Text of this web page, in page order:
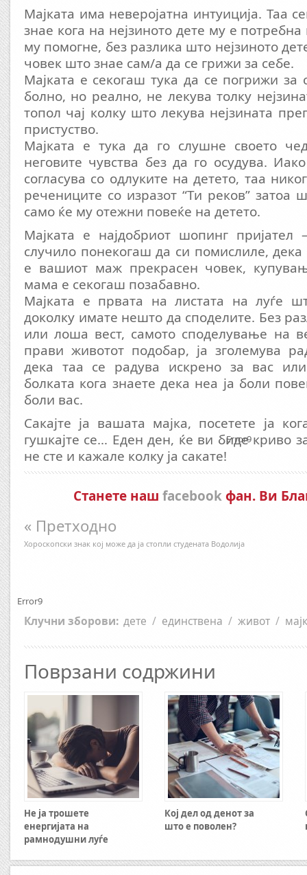
Мајката има неверојатна интуиција. Таа
знае кога на нејзиното дете му е
му помогне, без разлика што нејзиното
човек што знае сам/а да се грижи за себе.
Мајката е секогаш тука да се погрижи за
болно, но реално, не лекува толку
топол чај колку што лекува нејзината
пристуство.
Мајката е тука да го слушне своето
неговите чувства без да го осудува.
согласува со одлуките на детето, таа
речениците со изразот “Ти реков” затоа
само ќе му отежни повеќе на детето.
Мајката е најдобриот шопинг
случило понекогаш да си помислиле, дека
е вашиот маж прекрасен човек,
мама е секогаш позабавно.
Мајката е првата на листата на луѓе
доколку имате нешто да споделите. Без
или лоша вест, самото споделување на
прави животот подобар, ја зголемува
дека таа се радува искрено за вас
болката кога знаете дека неа ја боли
боли вас.
Сакајте ја вашата мајка, посетете ја
гушкајте се… Еден ден, ќе ви биде криво
не сте и кажале колку ја сакате!
Станете наш facebookфан. Ви
« Претходно
Хороскопски знак кој може да ја стопли студената Водолија
Error9
Error9
Клучни зборови: дете / единствена / живот /
Поврзани содржини
Не ја трошете
енергијата на
рамнодушни луѓе
Кој дел од денот за
што е поволен?